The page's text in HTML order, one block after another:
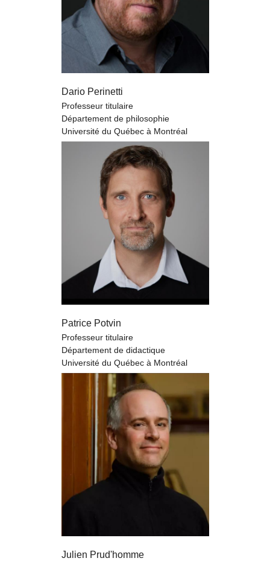
Dario Perinetti
Professeur titulaire
Département de philosophie
Université du Québec à Montréal
Patrice Potvin
Professeur titulaire
Département de didactique
Université du Québec à Montréal
Julien Prud'homme